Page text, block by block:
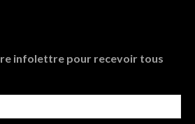
infolettre pour recevoir tous